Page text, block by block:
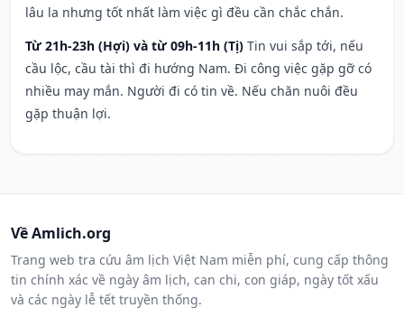
lâu la nhưng tốt nhất làm việc gì đều cần chắc chắn.
Từ 21h-23h (Hợi) và từ 09h-11h (Tị) Tin vui sắp tới, nếu
cầu lộc, cầu tài thì đi hướng Nam. Đi công việc gặp gỡ có
nhiều may mắn. Người đi có tin về. Nếu chăn nuôi đều
gặp thuận lợi.
Về Amlich.org
Trang web tra cứu âm lịch Việt Nam miễn phí, cung cấp thông
tin chính xác về ngày âm lịch, can chi, con giáp, ngày tốt xấu
và các ngày lễ tết truyền thống.